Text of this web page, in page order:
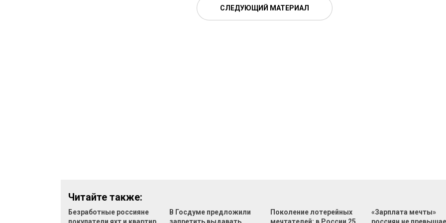
СЛЕДУЮЩИЙ МАТЕРИАЛ
Читайте также:
Безработные россияне
В Госдуме предложили
Поколение лотерейных
«Зарплата мечты»